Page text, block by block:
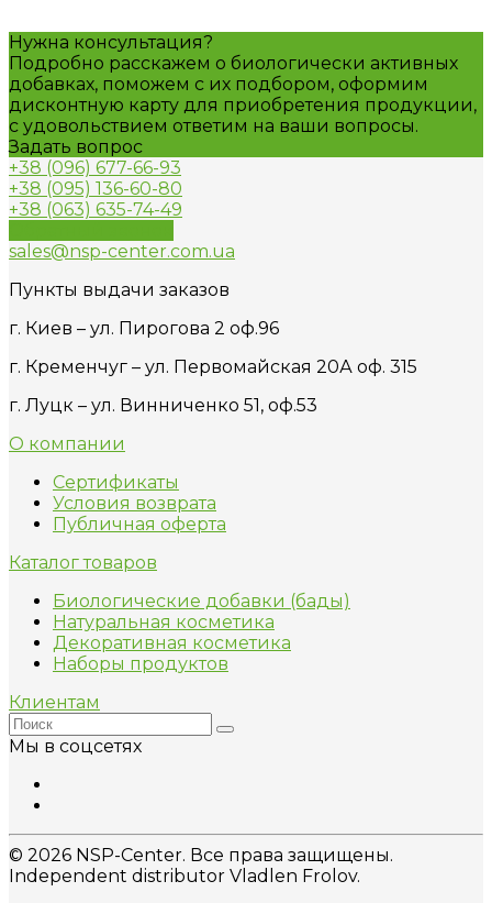
Нужна консультация?
Подробно расскажем о биологически активных
добавках, поможем с их подбором, оформим
дисконтную карту для приобретения продукции,
с удовольствием ответим на ваши вопросы.
Задать вопрос
+38 (096) 677-66-93
+38 (095) 136-60-80
+38 (063) 635-74-49
sales@nsp-center.com.ua
Пункты выдачи заказов
г. Киев – ул. Пирогова 2 оф.96
г. Кременчуг – ул. Первомайская 20А оф. 315
г. Луцк – ул. Винниченко 51, оф.53
О компании
Сертификаты
Условия возврата
Публичная оферта
Каталог товаров
Биологические добавки (бады)
Натуральная косметика
Декоративная косметика
Наборы продуктов
Клиентам
Мы в соцсетях
© 2026 NSP-Center. Все права защищены.
Independent distributor Vladlen Frolov.